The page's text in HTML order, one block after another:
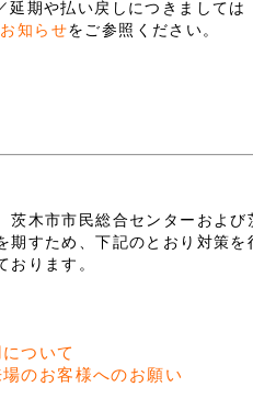
期や払い戻しにつきましては
知らせをご参照ください。
木市市民総合センターおよ
すため、下記のとおり対策
ります。
ついて
のお客様へのお願い